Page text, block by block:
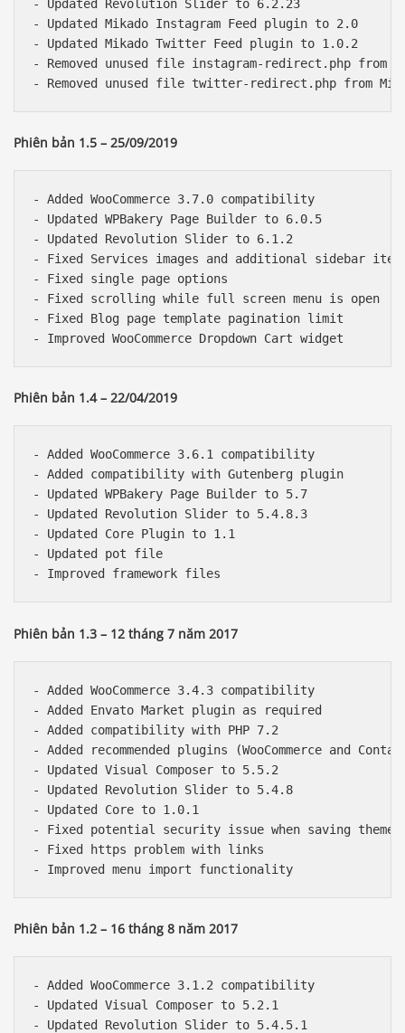
- Updated Revolution Slider to 6.2.23
- Updated Mikado Instagram Feed plugin to 2.0
- Updated Mikado Twitter Feed plugin to 1.0.2
- Removed unused file instagram-redirect.php from
Phiên bản 1.5 – 25/09/2019
- Added WooCommerce 3.7.0 compatibility
- Updated WPBakery Page Builder to 6.0.5
- Updated Revolution Slider to 6.1.2
- Fixed Services images and additional sidebar
- Fixed single page options
- Fixed scrolling while full screen menu is open
- Fixed Blog page template pagination limit
Phiên bản 1.4 – 22/04/2019
- Added WooCommerce 3.6.1 compatibility
- Added compatibility with Gutenberg plugin
- Updated WPBakery Page Builder to 5.7
- Updated Revolution Slider to 5.4.8.3
- Updated Core Plugin to 1.1
- Updated pot file
Phiên bản 1.3 – 12 tháng 7 năm 2017
- Added WooCommerce 3.4.3 compatibility
- Added Envato Market plugin as required
- Added compatibility with PHP 7.2
- Added recommended plugins (WooCommerce and
- Updated Visual Composer to 5.5.2
- Updated Revolution Slider to 5.4.8
- Updated Core to 1.0.1
- Fixed potential security issue when saving theme
- Fixed https problem with links
Phiên bản 1.2 – 16 tháng 8 năm 2017
- Added WooCommerce 3.1.2 compatibility
- Updated Visual Composer to 5.2.1
- Updated Revolution Slider to 5.4.5.1